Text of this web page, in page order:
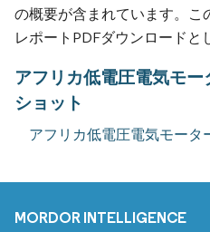
の概要が含まれています。こ
レポートPDFダウンロードと
アフリカ低電圧電気モ
ショット
アフリカ低電圧電気モータ
MORDOR INTELLIGENCE